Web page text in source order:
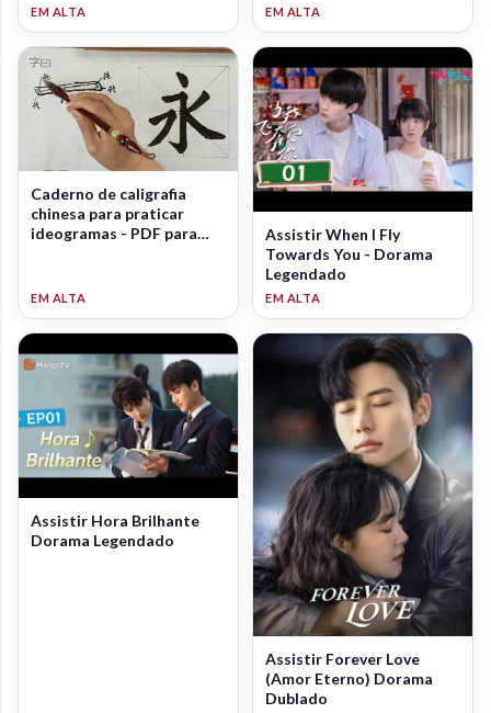
Caderno de caligrafia
chinesa para praticar
ideogramas - PDF para
Assistir When I Fly
Towards You - Dorama
Legendado
Assistir Hora Brilhante
Dorama Legendado
Assistir Forever Love
(Amor Eterno) Dorama
Dublado